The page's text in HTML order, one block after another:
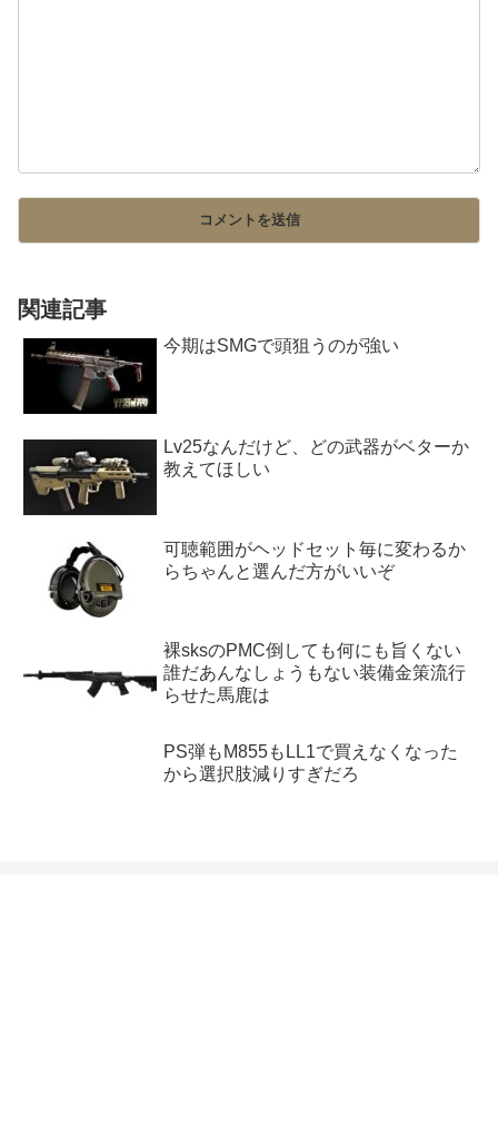
関連記事
今期はSMGで頭狙うのが強い
Lv25なんだけど、どの武器がベターか
教えてほしい
可聴範囲がヘッドセット毎に変わるか
らちゃんと選んだ方がいいぞ
裸sksのPMC倒しても何にも旨くない
誰だあんなしょうもない装備金策流行
らせた馬鹿は
PS弾もM855もLL1で買えなくなった
から選択肢減りすぎだろ